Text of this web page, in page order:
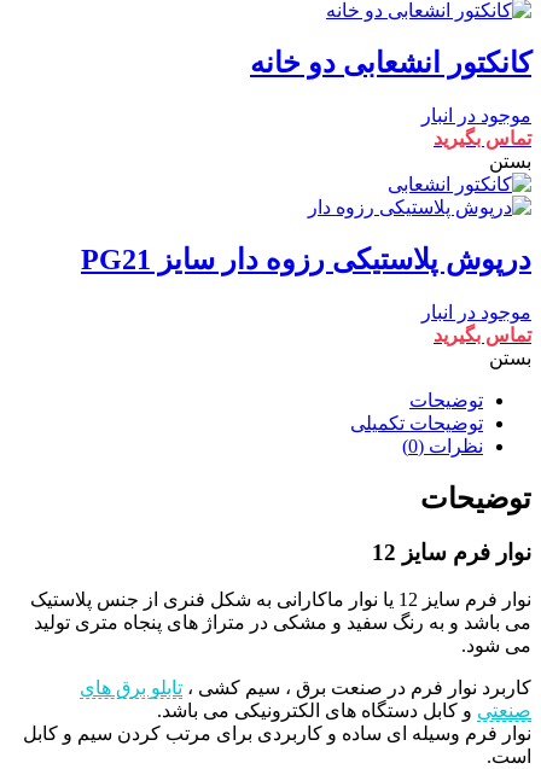
کانکتور انشعابی دو خانه
موجود در انبار
تماس بگیرید
بستن
درپوش پلاستیکی رزوه دار سایز PG21
موجود در انبار
تماس بگیرید
بستن
توضیحات
توضیحات تکمیلی
نظرات (0)
توضیحات
نوار فرم سایز 12
نوار فرم سایز 12 یا نوار ماکارانی به شکل فنری از جنس پلاستیک
می باشد و به رنگ سفید و مشکی در متراژ های پنجاه متری تولید
می شود.
کاربرد نوار فرم در صنعت برق ، سیم کشی ، تابلو برق های
صنعتی و کابل دستگاه های الکترونیکی می باشد.
نوار فرم وسیله ای ساده و کاربردی برای مرتب کردن سیم و کابل
است.